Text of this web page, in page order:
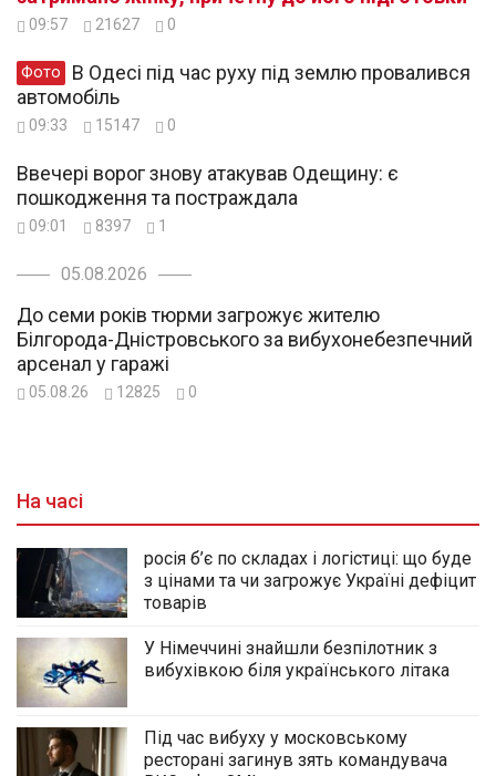
09:57 21627 0
Фото
автомобіль
09:33 15147 0
Ввечері ворог знову атакував Одещину: є
пошкодження та постраждала
09:01 8397 1
05.08.2026
До семи років тюрми загрожує жителю
Білгорода-Дністровського за вибухонебезпечний
арсенал у гаражі
05.08.26 12825 0
На часі
росія б’є по складах і логістиці: що буде
з цінами та чи загрожує Україні дефіцит
товарів
У Німеччині знайшли безпілотник з
вибухівкою біля українського літака
Під час вибуху у московському
ресторані загинув зять командувача